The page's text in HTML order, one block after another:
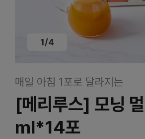
1/4
매일 아침 1포로 달라지는
[메리루스] 모닝
ml*14포